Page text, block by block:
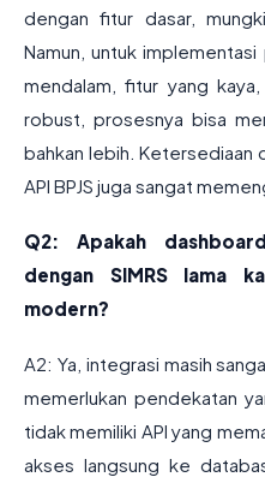
dengan fitur dasar,
Namun, untuk
mendalam, fitur yang
robust, prosesnya bisa
bahkan lebih. Ketersediaan
API BPJS juga sangat
Q2: Apakah
dengan SIMRS lama
modern?
A2: Ya, integrasi masih
memerlukan pendekatan
tidak memiliki API yang
akses langsung ke